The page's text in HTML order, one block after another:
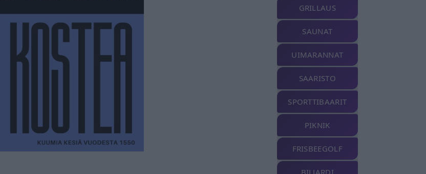
GRILLAUS
SAUNAT
UIMARANNAT
SAARISTO
SPORTTIBAARIT
PIKNIK
FRISBEEGOLF